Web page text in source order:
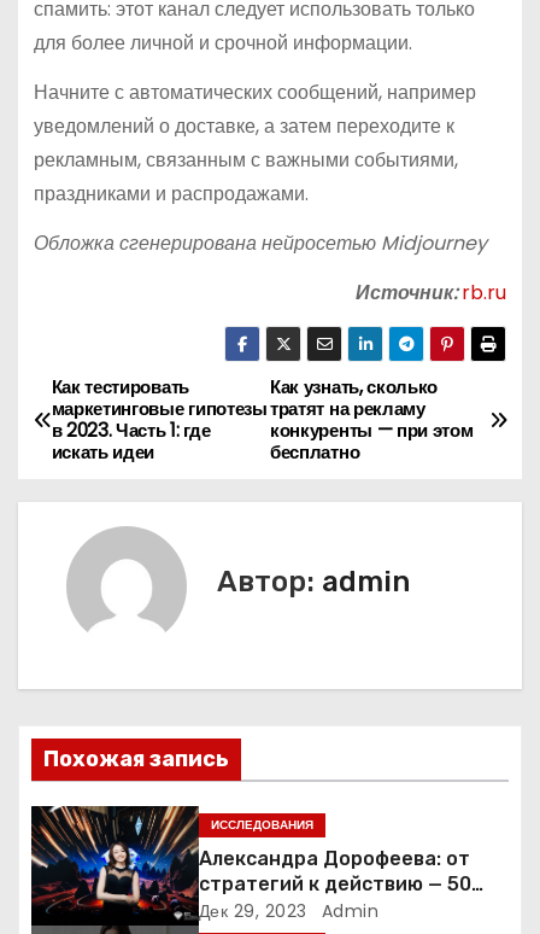
спамить: этот канал следует использовать только
для более личной и срочной информации.
Начните с автоматических сообщений, например
уведомлений о доставке, а затем переходите к
рекламным, связанным с важными событиями,
праздниками и распродажами.
Обложка сгенерирована нейросетью Midjourney
Источник: rb.ru
Н
а
в
и
я
п
о
Как узнать, сколько
тратят на рекламу
конкуренты — при этом
бесплатно
Как тестировать
маркетинговые гипотезы
в 2023. Часть 1: где
искать идеи
Автор: admin
Похожая запись
ИССЛЕДОВАНИЯ
Александра Дорофеева: от
стратегий к действию — 50
точек роста онлайн-школы
Дек 29, 2023 Admin